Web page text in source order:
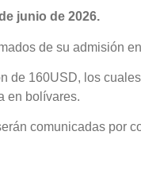
junio de 2026.
de su admisión
de 160USD, los
en bolívares.
comunicadas por